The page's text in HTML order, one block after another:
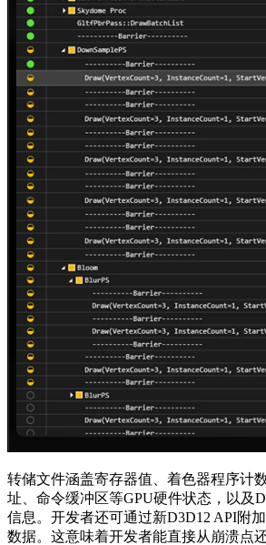
转储文件涵盖寄存器值、着色器程序计
址、命令缓冲区等GPU硬件状态，以及
信息。开发者还可通过新D3D12 API附
数据。这意味着开发者能直接从崩溃点